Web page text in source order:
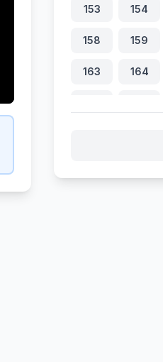
153 154
158 159
163 164